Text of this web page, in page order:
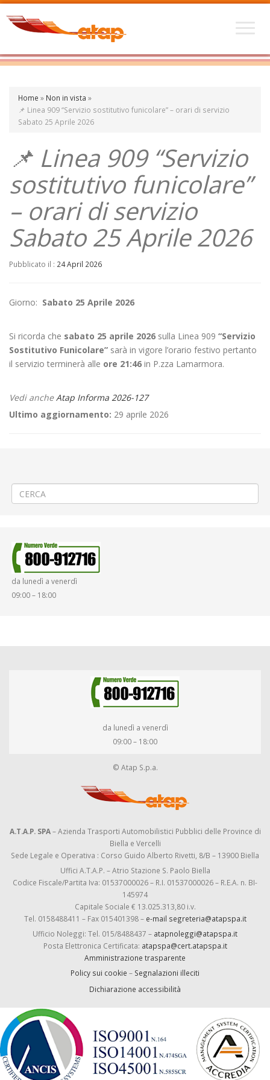
Home » Non in vista »
📌 Linea 909 “Servizio sostitutivo funicolare” – orari di servizio
Sabato 25 Aprile 2026
📌 Linea 909 “Servizio
sostitutivo funicolare”
– orari di servizio
Sabato 25 Aprile 2026
Pubblicato il : 24 April 2026
Giorno: Sabato 25 Aprile 2026
Si ricorda che sabato 25 aprile 2026 sulla Linea 909 “Servizio
Sostitutivo Funicolare” sarà in vigore l’orario festivo pertanto
il servizio terminerà alle ore 21:46 in P.zza Lamarmora.
Vedi ancheAtap Informa 2026-127
Ultimo aggiornamento: 29 aprile 2026
da lunedì a venerdì
09:00 – 18:00
da lunedì a venerdì
09:00 – 18:00
© Atap S.p.a.
A.T.A.P. SPA– Azienda Trasporti Automobilistici Pubblici delle Province di
Biella e Vercelli
Sede Legale e Operativa : Corso Guido Alberto Rivetti, 8/B – 13900 Biella
Uffici A.T.A.P. – Atrio Stazione S. Paolo Biella
Codice Fiscale/Partita Iva: 01537000026 – R.I. 01537000026 – R.E.A. n. BI-
145974
Capitale Sociale € 13.025.313,80 i.v.
Tel. 0158488411 – Fax 015401398 – e-mail segreteria@atapspa.it
Ufficio Noleggi: Tel. 015/8488437 – atapnoleggi@atapspa.it
Posta Elettronica Certificata: atapspa@cert.atapspa.it
Amministrazione trasparente
Policy sui cookie – Segnalazioni illeciti
Dichiarazione accessibilità